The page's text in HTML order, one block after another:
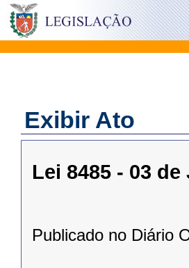
Exibir Ato
Lei 8485 - 03
Publicado no Diário